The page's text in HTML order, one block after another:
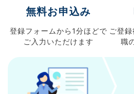
無料お申込み
登録フォームから 1分ほどで
ご入力 いただけます
ご登録
職